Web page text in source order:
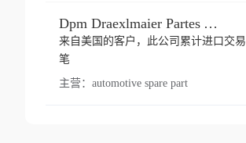
Dpm Draexlmaier Partes Automotrices Corr Ind Huejotzingo
来自美国的客户，此公司累计进口交易
笔
主营： automotive spare part